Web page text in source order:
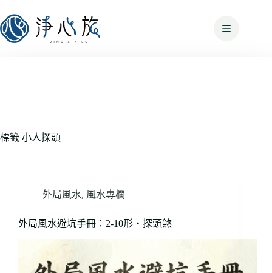
標籤 小人探頭
外局風水, 風水專欄
外局風水避坑手冊：2-10形・探頭煞